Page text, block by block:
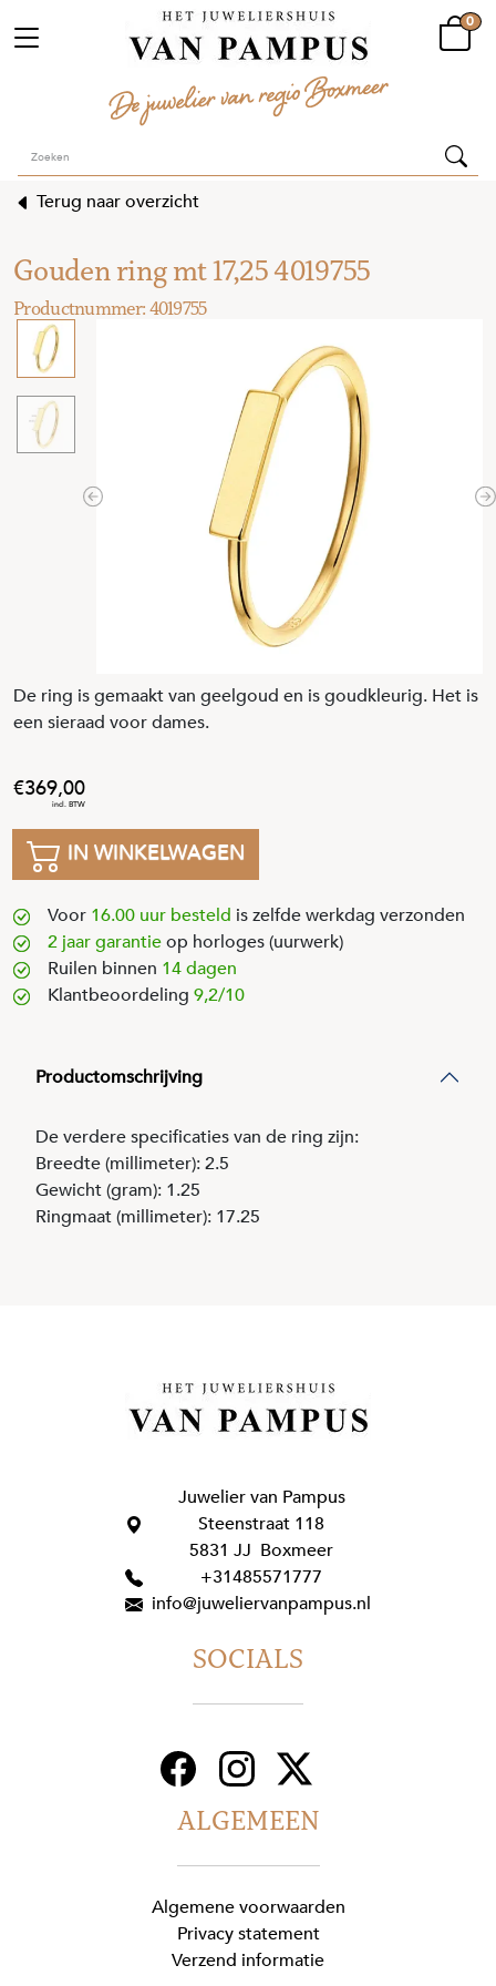
0
Terug naar overzicht
Gouden ring mt 17,25 4019755
Previous
De ring is gemaakt van geelgoud en is goudkleurig. Het is
een sieraad voor dames.
369,00
IN WINKELWAGEN
Voor 16.00 uur besteld is zelfde werkdag verzonden
2 jaar garantieop horloges (uurwerk)
Ruilen binnen 14 dagen
Klantbeoordeling 9,2/10
Productomschrijving
De verdere specificaties van de ring zijn:
Breedte (millimeter): 2.5
Gewicht (gram): 1.25
Ringmaat (millimeter): 17.25
Juwelier van Pampus
Steenstraat 118
5831 JJ Boxmeer
+31485571777
info@juweliervanpampus.nl
ALGEMEEN
Algemene voorwaarden
Privacy statement
Verzend informatie
SOCIALS